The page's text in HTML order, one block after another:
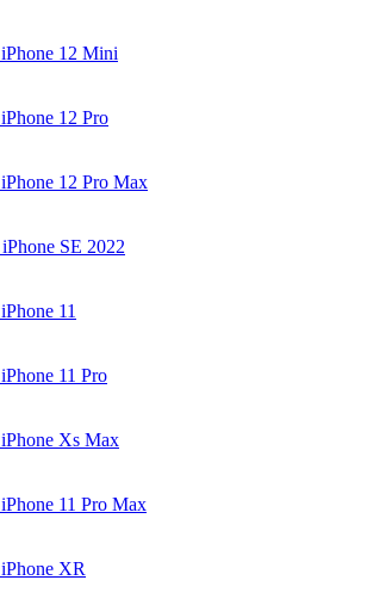
iPhone 12 Mini
iPhone 12 Pro
iPhone 12 Pro Max
iPhone SE 2022
iPhone 11
iPhone 11 Pro
iPhone Xs Max
iPhone 11 Pro Max
iPhone XR